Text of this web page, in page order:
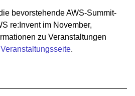
bevorstehende AWS-Summit-
re:Invent im November,
zu Veranstaltungen
Veranstaltungsseite.